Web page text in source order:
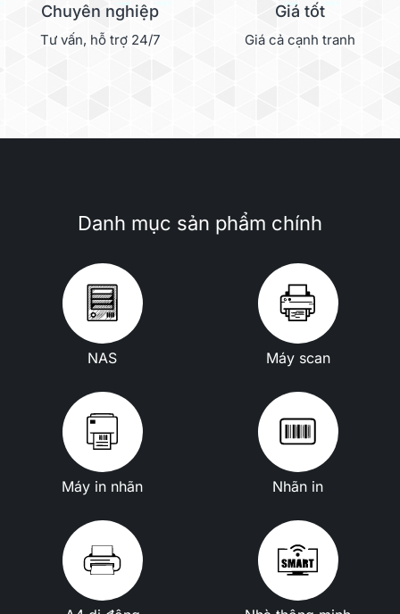
Chuyên nghiệp
Tư vấn, hỗ trợ 24/7
Giá tốt
Giá cả cạnh tranh
Danh mục sản phẩm chính
NAS Máy scan
Máy in nhãn Nhãn in